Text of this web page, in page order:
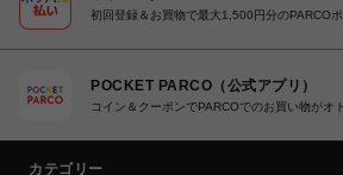
初回登録＆お買物で最大1,500円分のPARCO
POCKET PARCO（公式アプリ）
コイン＆クーポンでPARCOでのお買い物がオ
カテゴリー